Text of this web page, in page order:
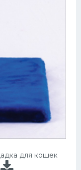
для кошек